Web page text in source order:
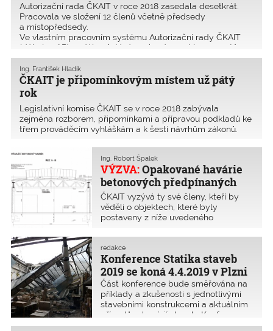
Autorizační rada ČKAIT v roce 2018 zasedala desetkrát.
Pracovala ve složení 12 členů včetně předsedy
a místopředsedy.
Ve vlastním pracovním systému Autorizační rady ČKAIT
(dále jen AR) nadále zůstává zachován systém garantů pro
jednotlivé obory, který se plně osvědčil v minulosti, a nebyl
tudíž důvod ke změně tohoto organizačního modelu.
ČKAIT je připomínkovým místem už pátý
rok
Ing. František Hladík
Legislativní komise ČKAIT se v roce 2018 zabývala
zejména rozborem, připomínkami a přípravou podkladů ke
třem prováděcím vyhláškám a k šesti návrhům zákonů.
čtvrtina byla akceptována.
Připomínky se týkaly například vyhlášky o obsahu
projektové dokumentace, návrhu zákona o stavebních
výrobcích, zákona o hospodaření energií, rekodifikace
stavebního práva a řady dalších.
VÝZVA:Opakované havárie
betonových předpínaných
vazníků
Ing. Robert Špalek
ČKAIT vyzývá ty své členy, kteří by
věděli o objektech, které byly
postaveny z níže uvedeného
železobetonového střešního vazníku,
aby o těchto stavbách informovali
příslušné OK ČKAIT.
Konference Statika staveb
2019 se koná 4.4.2019 v Plzni
redakce
Část konference bude směřována na
příklady a zkušenosti s jednotlivými
stavebními konstrukcemi a aktuálním
případům havárií staveb. Konference
bude věnována také Eurokódům,